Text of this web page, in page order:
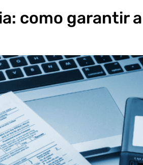
como garantir